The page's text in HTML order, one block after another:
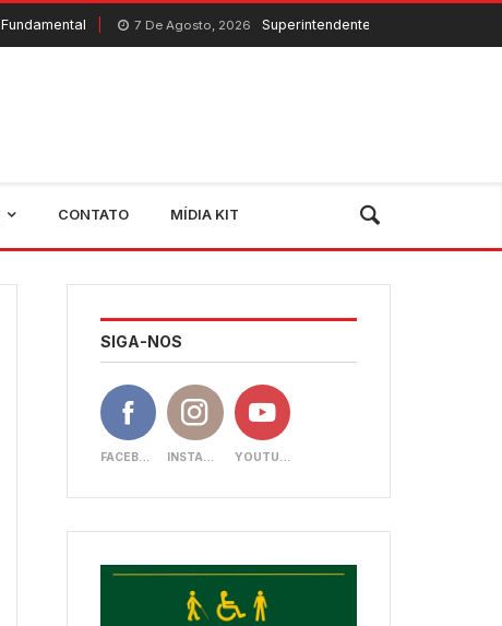
7 De Agosto, 2026 Superintendente do Banco do Nordeste visita
CONTATO MÍDIA KIT
SIGA-NOS
FACEBOOK INSTAGRAM YOUTUBE